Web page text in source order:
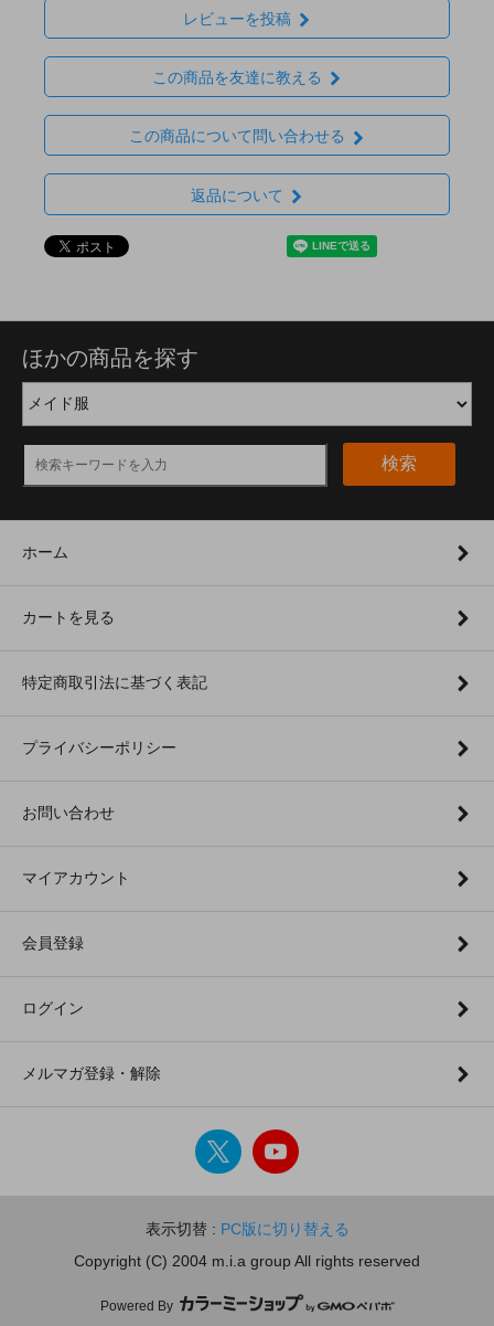
レビューを投稿
この商品を友達に教える
この商品について問い合わせる
返品について
ほかの商品を探す
検索
ホーム
カートを見る
特定商取引法に基づく表記
プライバシーポリシー
お問い合わせ
マイアカウント
会員登録
ログイン
メルマガ登録・解除
表示切替 : PC版に切り替える
Copyright (C) 2004 m.i.a group All rights reserved
Powered By